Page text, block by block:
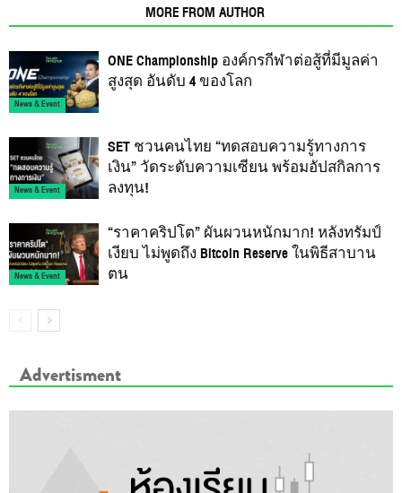
MORE FROM AUTHOR
News & Event
ONE Championship องค์กรกีฬาต่อสู้ที่มีมูลค่า
สูงสุด อันดับ 4 ของโลก
News & Event
SET ชวนคนไทย “ทดสอบความรู้ทางการ
เงิน” วัดระดับความเซียน พร้อมอัปสกิลการ
ลงทุน!
News & Event
“ราคาคริปโต” ผันผวนหนักมาก! หลังทรัมป์
เงียบ ไม่พูดถึง Bitcoin Reserve ในพิธีสาบาน
ตน
Advertisment